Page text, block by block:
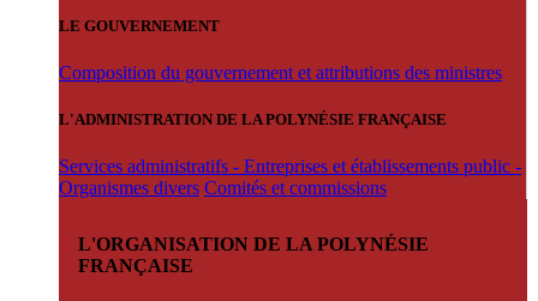
LE GOUVERNEMENT
Composition du gouvernement et attributions des ministres
L'ADMINISTRATION DE LA POLYNÉSIE FRANÇAISE
Services administratifs - Entreprises et établissements public -
Organismes divers Comités et commissions
L'ORGANISATION DE LA POLYNÉSIE
FRANÇAISE